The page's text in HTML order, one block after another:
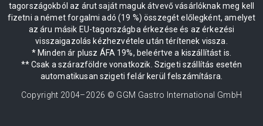
tagországokból az árut saját maguk átvevő vásárlóknak meg kell
fizetni a német forgalmi adó (19 %) összegét előlegként, amelyet
az áru másik EU-tagországba érkezése és az érkezési
visszaigazolás kézhezvétele után térítenek vissza.
* Minden ár plusz ÁFA 19%, beleértve a kiszállítást is.
** Csak a szárazföldre vonatkozik. Szigeti szállítás esetén
automatikusan szigeti felár kerül felszámításra.
Copyright 2004–2026 © GGM Gastro International GmbH